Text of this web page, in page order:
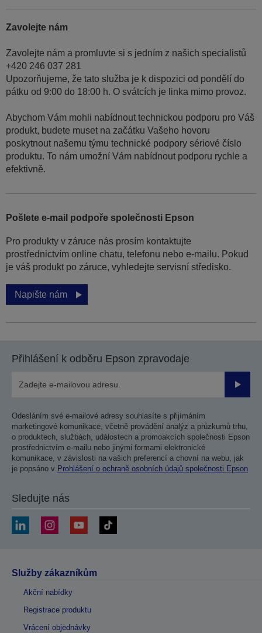
Zavolejte nám
Zavolejte nám a promluvte si s jedním z našich specialistů
+420 246 037 281
Upozorňujeme, že tato služba je k dispozici od pondělí do
pátku od 9:00 do 18:00 h. O svátcích je linka mimo provoz.
Abychom Vám mohli nabídnout technickou podporu pro Váš
produkt, budete muset na začátku Vašeho hovoru
poskytnout našemu týmu technické podpory sériové číslo
produktu. To nám umožní Vám nabídnout podporu rychle a
efektivně.
Pošlete e-mail podpoře společnosti Epson
Pro produkty v záruce nás prosím kontaktujte
prostřednictvím online chatu, telefonu nebo e-mailu. Pokud
je váš produkt po záruce, vyhledejte servisní středisko.
Napište nám
Přihlášení k odběru Epson zpravodaje
Odesláním své e-mailové adresy souhlasíte s přijímáním
marketingové komunikace, včetně provádění analýz a průzkumů trhu,
o produktech, službách, událostech a promoakcích společnosti Epson
prostřednictvím e-mailu nebo jinými formami elektronické
komunikace, v závislosti na vašich preferencí a chovní na webu, jak
je popsáno v Prohlášení o ochraně osobních údajů společnosti Epson
Sledujte nás
Služby zákazníkům
Akční nabídky
Registrace produktu
Vrácení objednávky